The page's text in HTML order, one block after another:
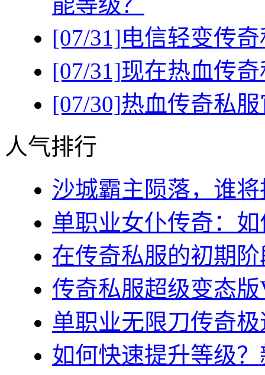
[07/31]电信轻变传
[07/31]现在热血传
[07/30]热血传奇私
人气排行
沙城霸主陨落，谁
单职业女仆传奇：
在传奇私服的初期
传奇私服超级变态
单职业无限刀传奇
如何快速提升等级